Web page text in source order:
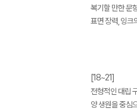
복기할 만한 문
표면 장력, 잉크
[18~21]
전형적인 대립
양 생원을 중심